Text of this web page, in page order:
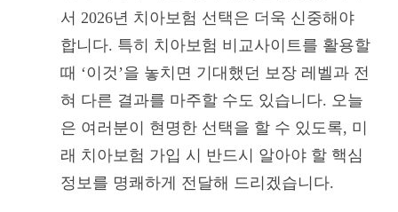
서 2026년 치아보험 선택은 더욱 신중해야
합니다. 특히 치아보험 비교사이트를 활용할
때 ‘이것’을 놓치면 기대했던 보장 레벨과 전
혀 다른 결과를 마주할 수도 있습니다. 오늘
은 여러분이 현명한 선택을 할 수 있도록, 미
래 치아보험 가입 시 반드시 알아야 할 핵심
정보를 명쾌하게 전달해 드리겠습니다.